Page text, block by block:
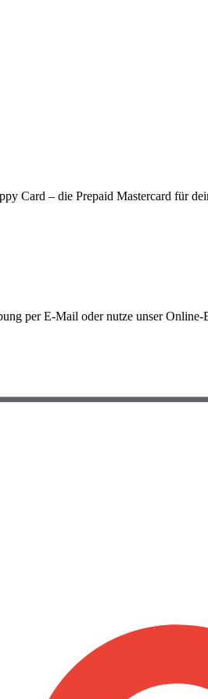
Card – die Prepaid Mastercard für
per E-Mail oder nutze unser